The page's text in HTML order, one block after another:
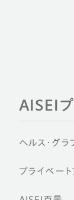
AISEI
ヘルス・グラ
プライベート